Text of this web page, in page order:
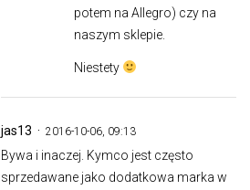
potem na Allegro) czy na
naszym sklepie.
Niestety
jas13 2016-10-06, 09:13
Bywa i inaczej. Kymco jest często
sprzedawane jako dodatkowa marka w